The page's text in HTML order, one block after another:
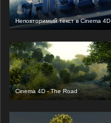
Неповторимый текст в Cinema 4D
Cinema 4D - The Road